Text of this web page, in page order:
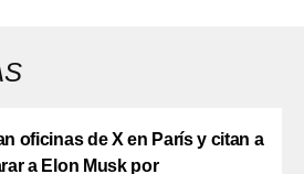
oficinas de X en París y citan a
a Elon Musk por